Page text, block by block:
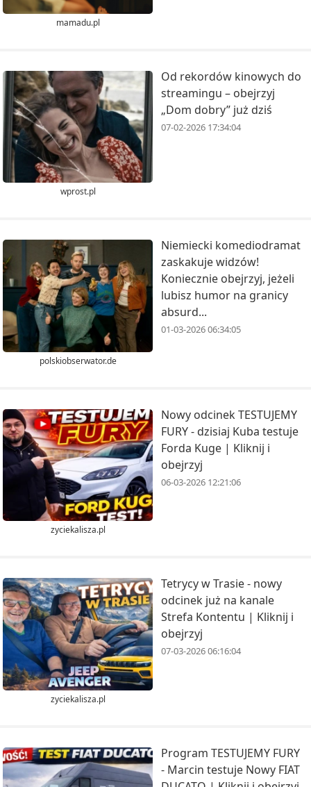
mamadu.pl
wprost.pl
Od rekordów kinowych do
streamingu – obejrzyj
„Dom dobry” już dziś
07-02-2026 17:34:04
polskiobserwator.de
Niemiecki komediodramat
zaskakuje widzów!
Koniecznie obejrzyj, jeżeli
lubisz humor na granicy
absurd...
01-03-2026 06:34:05
zyciekalisza.pl
Nowy odcinek TESTUJEMY
FURY - dzisiaj Kuba testuje
Forda Kuge | Kliknij i
obejrzyj
06-03-2026 12:21:06
zyciekalisza.pl
Tetrycy w Trasie - nowy
odcinek już na kanale
Strefa Kontentu | Kliknij i
obejrzyj
07-03-2026 06:16:04
Program TESTUJEMY FURY
- Marcin testuje Nowy FIAT